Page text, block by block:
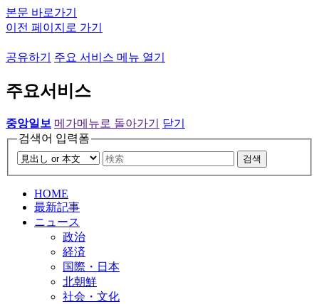
본문 바로가기
이전 페이지로 가기
공유하기 주요 서비스 메뉴 열기
주요서비스
중앙일보 메가메뉴로 돌아가기
닫기
검색어 입력폼
검색
HOME
最新記事
ニュース
政治
経済
国際・日本
北朝鮮
社会・文化